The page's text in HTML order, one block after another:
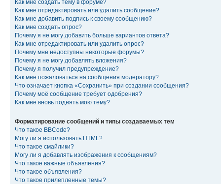
Как мне создать тему в форуме?
Как мне отредактировать или удалить сообщение?
Как мне добавить подпись к своему сообщению?
Как мне создать опрос?
Почему я не могу добавить больше вариантов ответа?
Как мне отредактировать или удалить опрос?
Почему мне недоступны некоторые форумы?
Почему я не могу добавлять вложения?
Почему я получил предупреждение?
Как мне пожаловаться на сообщения модератору?
Что означает кнопка «Сохранить» при создании сообщения?
Почему моё сообщение требует одобрения?
Как мне вновь поднять мою тему?
Форматирование сообщений и типы создаваемых тем
Что такое BBCode?
Могу ли я использовать HTML?
Что такое смайлики?
Могу ли я добавлять изображения к сообщениям?
Что такое важные объявления?
Что такое объявления?
Что такое прилепленные темы?